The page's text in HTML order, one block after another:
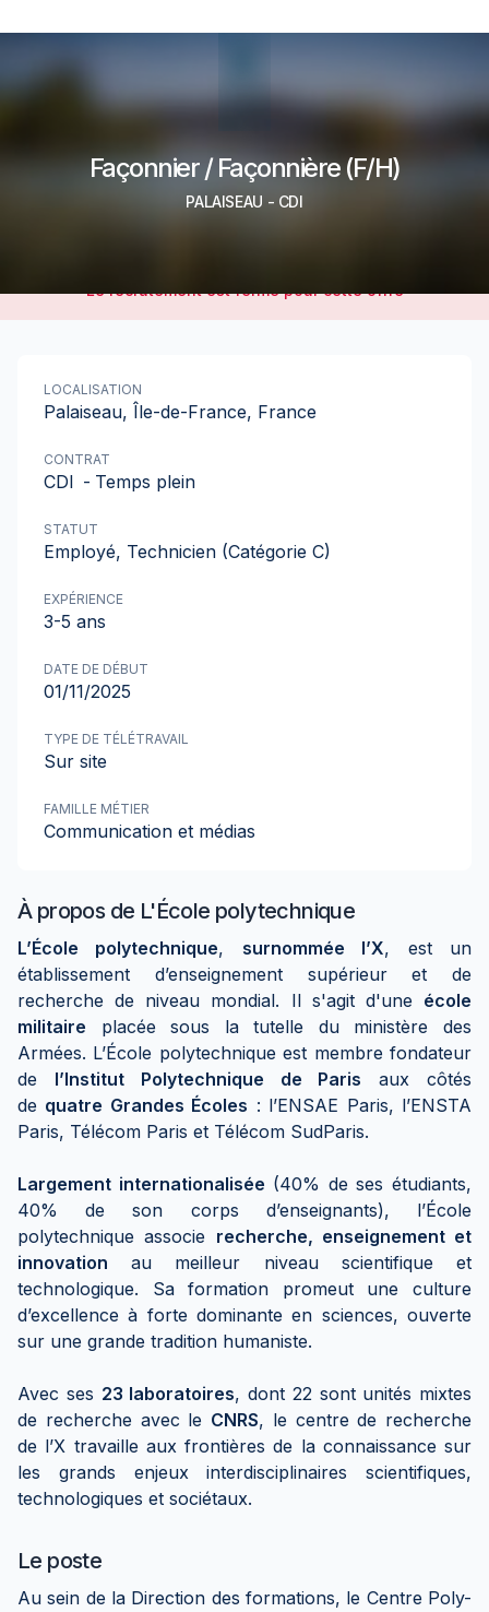
Façonnier / Façonnière (F/H)
PALAISEAU - CDI
Le recrutement est fermé pour cette offre
À propos de L'École polytechnique
L’École polytechnique, surnommée l’X, est un
établissement d’enseignement supérieur et de
recherche de niveau mondial. Il s'agit d'une école
militaire placée sous la tutelle du ministère des
Armées. L’École polytechnique est membre fondateur
de l’Institut Polytechnique de Paris aux côtés
de quatre Grandes Écoles : l’ENSAE Paris, l’ENSTA
Paris, Télécom Paris et Télécom SudParis.
Largement internationalisée (40% de ses étudiants,
40% de son corps d’enseignants), l’École
polytechnique associe recherche, enseignement et
innovation au meilleur niveau scientifique et
technologique. Sa formation promeut une culture
d’excellence à forte dominante en sciences, ouverte
sur une grande tradition humaniste.
Avec ses 23 laboratoires, dont 22 sont unités mixtes
de recherche avec le CNRS, le centre de recherche
de l’X travaille aux frontières de la connaissance sur
les grands enjeux interdisciplinaires scientifiques,
technologiques et sociétaux.
Le poste
Au sein de la Direction des formations, le Centre Poly-
LOCALISATION
Palaiseau, Île-de-France, France
CONTRAT
CDI - Temps plein
STATUT
Employé, Technicien (Catégorie C)
EXPÉRIENCE
3-5 ans
DATE DE DÉBUT
01/11/2025
TYPE DE TÉLÉTRAVAIL
Sur site
FAMILLE MÉTIER
Communication et médias